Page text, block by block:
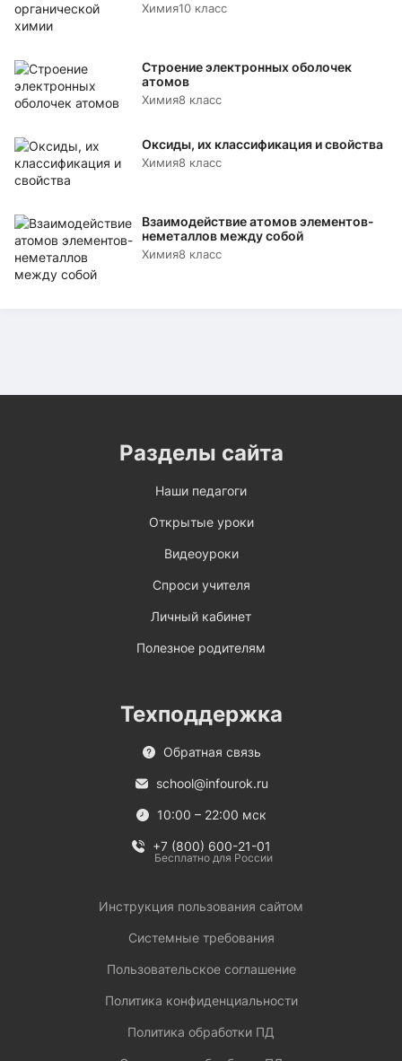
Химия10 класс
Строение электронных оболочек
атомов
Химия8 класс
Оксиды, их классификация и свойства
Химия8 класс
Взаимодействие атомов элементов-
неметаллов между собой
Химия8 класс
Разделы сайта
Наши педагоги
Открытые уроки
Видеоуроки
Спроси учителя
Личный кабинет
Полезное родителям
Техподдержка
Обратная связь
school@infourok.ru
10:00 – 22:00 мск
+7 (800) 600-21-01
Бесплатно для России
Инструкция пользования сайтом
Системные требования
Пользовательское соглашение
Политика конфиденциальности
Политика обработки ПД